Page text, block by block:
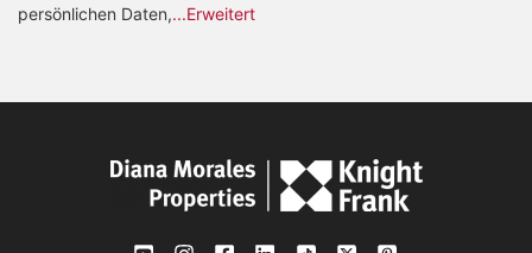
persönlichen Daten,...Erweitert